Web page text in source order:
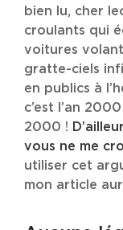
bien lu, cher
croulants qui
voitures
gratte-ciels
en publics à
c’est l’an
2000 !
vous ne me
utiliser cet
mon article